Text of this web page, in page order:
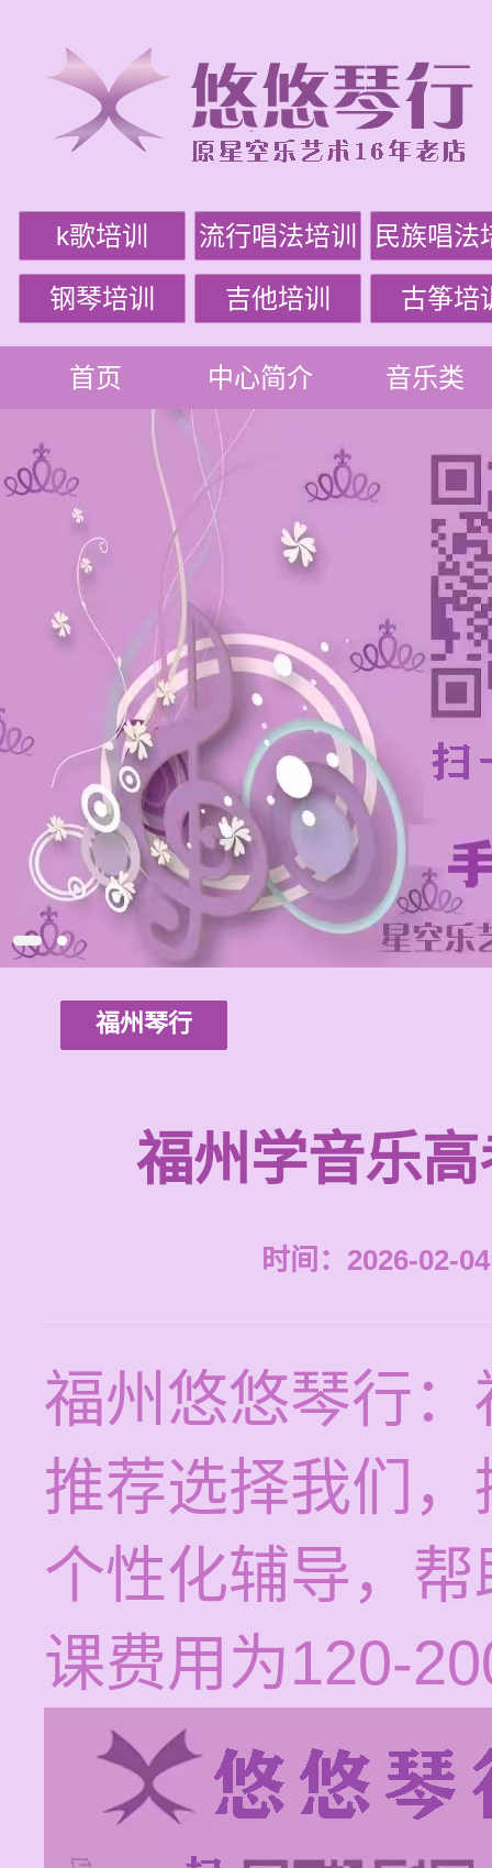
k歌培训 流行唱法培训 民族唱法
钢琴培训 吉他培训 古筝培
首页 中心简介 音乐类
福州琴行
福州学音乐
时间：2026-02-
福州悠悠琴行
推荐选择我们
个性化辅导，
课费用为120-